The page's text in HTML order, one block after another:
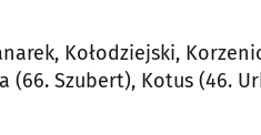
Kołodziejski,
(66. Szubert), Kotus (46.